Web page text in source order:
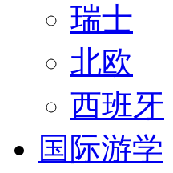
瑞士
北欧
西班牙
国际游学